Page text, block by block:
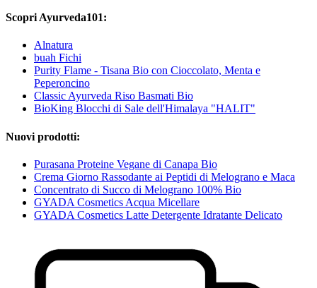
Scopri Ayurveda101:
Alnatura
buah Fichi
Purity Flame - Tisana Bio con Cioccolato, Menta e
Peperoncino
Classic Ayurveda Riso Basmati Bio
BioKing Blocchi di Sale dell'Himalaya "HALIT"
Nuovi prodotti:
Purasana Proteine Vegane di Canapa Bio
Crema Giorno Rassodante ai Peptidi di Melograno e Maca
Concentrato di Succo di Melograno 100% Bio
GYADA Cosmetics Acqua Micellare
GYADA Cosmetics Latte Detergente Idratante Delicato